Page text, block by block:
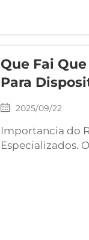
Que Fai
Para
2025/09/22
Importancia do
Especializados.